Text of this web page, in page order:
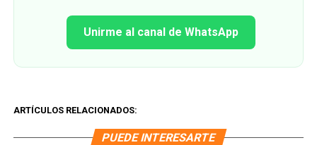
Unirme al canal de WhatsApp
ARTÍCULOS RELACIONADOS:
PUEDE INTERESARTE